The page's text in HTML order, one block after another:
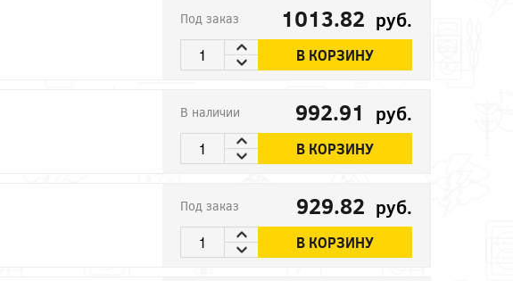
Под заказ 1013.82 руб.
В КОРЗИНУ
В наличии 992.91 руб.
В КОРЗИНУ
Под заказ 929.82 руб.
В КОРЗИНУ